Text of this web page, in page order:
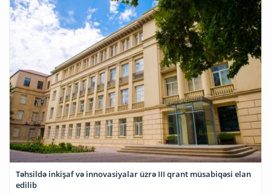
Təhsildə inkişaf və innovasiyalar üzrə III qrant müsabiqəsi elan
edilib